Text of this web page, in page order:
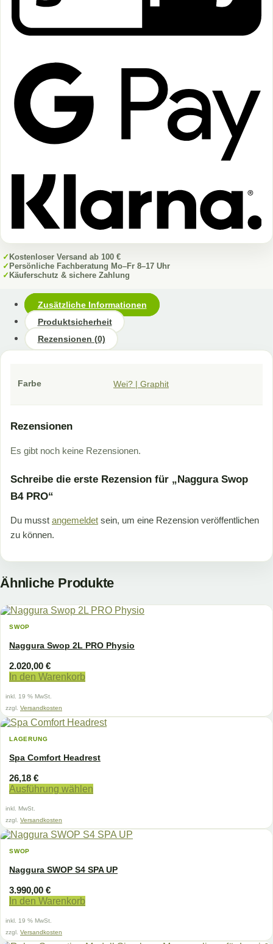
✓ Kostenloser Versand ab 100 €
✓ Persönliche Fachberatung Mo–Fr 8–17 Uhr
✓ Käuferschutz & sichere Zahlung
Zusätzliche Informationen
Produktsicherheit
Rezensionen (0)
Farbe Wei? | Graphit
Rezensionen
Es gibt noch keine Rezensionen.
Schreibe die erste Rezension für „Naggura Swop
B4 PRO“
Du musst angemeldet sein, um eine Rezension veröffentlichen
zu können.
Ähnliche Produkte
SWOP
Naggura Swop 2L PRO Physio
2.020,00 €
In den Warenkorb
inkl. 19 % MwSt.
zzgl. Versandkosten
LAGERUNG
Spa Comfort Headrest
26,18 €
Ausführung wählen
Produkt
weist
mehrere
Varianten
auf.
Die
Optionen
können
auf
der
Produktseite
gewählt
werden
inkl. MwSt.
zzgl. Versandkosten
SWOP
Naggura SWOP S4 SPA UP
3.990,00 €
In den Warenkorb
inkl. 19 % MwSt.
zzgl. Versandkosten